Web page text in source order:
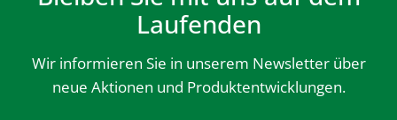
Laufenden
Wir informieren Sie in unserem Newsletter über
neue Aktionen und Produktentwicklungen.